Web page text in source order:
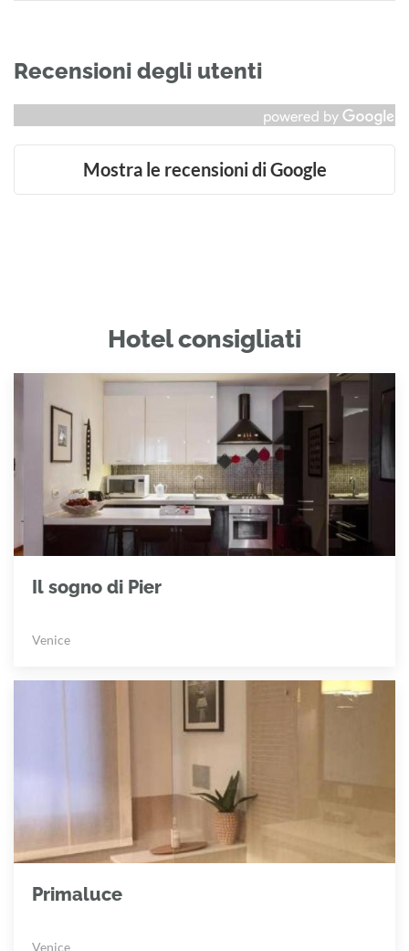
Recensioni degli utenti
Mostra le recensioni di Google
Hotel consigliati
Il sogno di Pier
Venice
Primaluce
Venice